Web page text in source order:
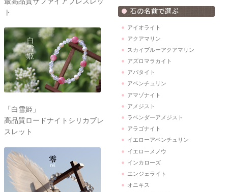
ト
「白雪姫」
高品質ロードナイトシリカブレ
スレット
アイオライト
アクアマリン
スカイブルーアクアマリン
アズロマラカイト
アパタイト
アベンチュリン
アマゾナイト
アメジスト
ラベンダーアメジスト
アラゴナイト
イエローアベンチュリン
イエローメノウ
インカローズ
エンジェライト
オニキス